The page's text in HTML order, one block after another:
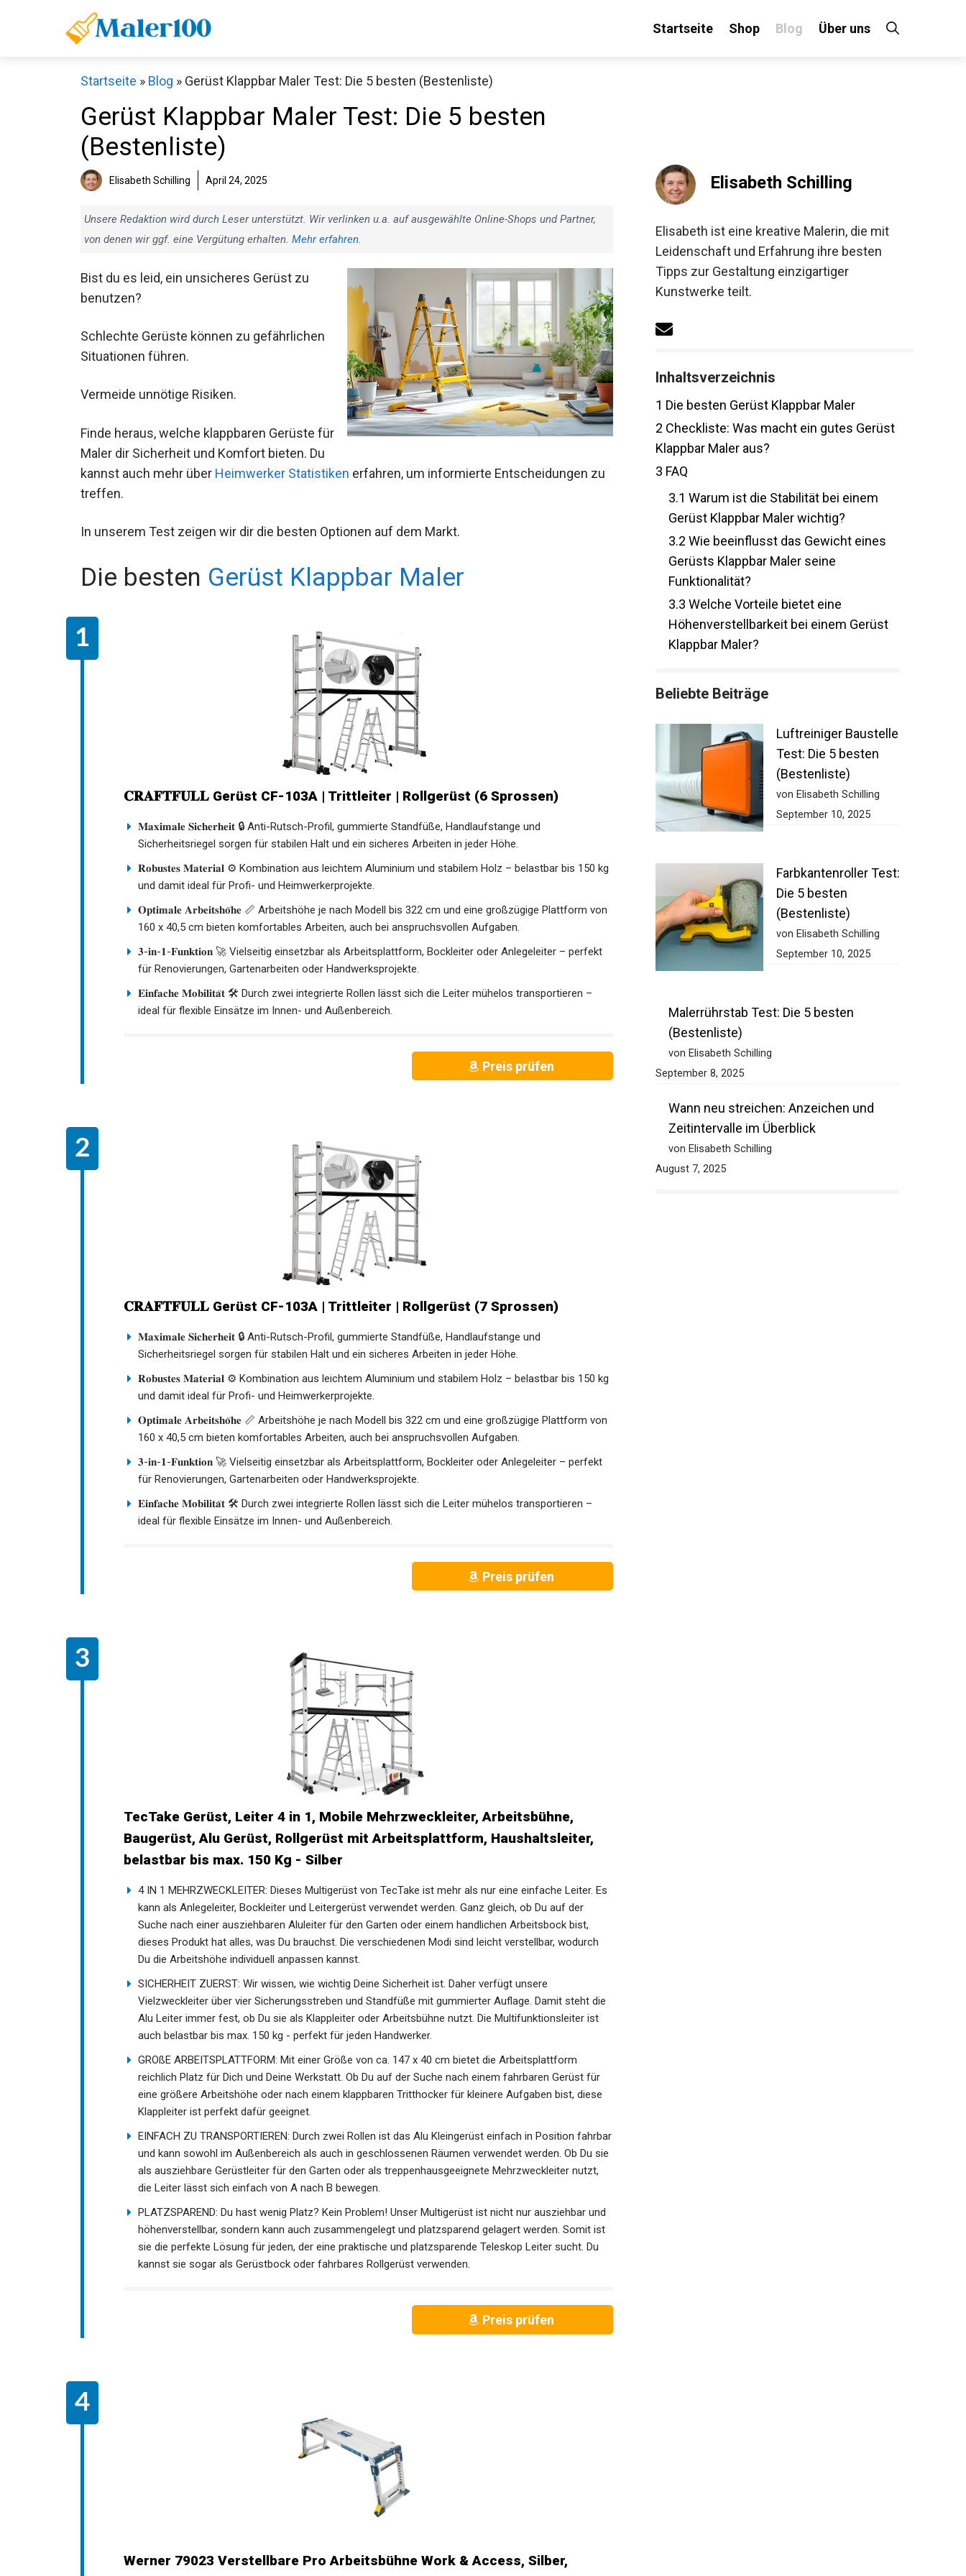
Startseite Shop Blog Über uns
Startseite » Blog » Gerüst Klappbar Maler Test: Die 5 besten (Bestenliste)
Gerüst Klappbar Maler Test: Die 5 besten
(Bestenliste)
Elisabeth Schilling April 24, 2025
Unsere Redaktion wird durch Leser unterstützt. Wir verlinken u.a. auf ausgewählte Online-Shops und Partner,
von denen wir ggf. eine Vergütung erhalten. Mehr erfahren.
Bist du es leid, ein unsicheres Gerüst zu
benutzen?
Schlechte Gerüste können zu gefährlichen
Situationen führen.
Vermeide unnötige Risiken.
Finde heraus, welche klappbaren Gerüste für
Maler dir Sicherheit und Komfort bieten. Du
kannst auch mehr über Heimwerker Statistiken erfahren, um informierte Entscheidungen zu
treffen.
In unserem Test zeigen wir dir die besten Optionen auf dem Markt.
Die besten Gerüst Klappbar Maler
𝐂𝐑𝐀𝐅𝐓𝐅𝐔𝐋𝐋 Gerüst CF-103A | Trittleiter | Rollgerüst (6 Sprossen)
𝐌𝐚𝐱𝐢𝐦𝐚𝐥𝐞 𝐒𝐢𝐜𝐡𝐞𝐫𝐡𝐞𝐢𝐭 🔒 Anti-Rutsch-Profil, gummierte Standfüße, Handlaufstange und
Sicherheitsriegel sorgen für stabilen Halt und ein sicheres Arbeiten in jeder Höhe.
𝐑𝐨𝐛𝐮𝐬𝐭𝐞𝐬 𝐌𝐚𝐭𝐞𝐫𝐢𝐚𝐥 ⚙️ Kombination aus leichtem Aluminium und stabilem Holz – belastbar bis 150 kg
und damit ideal für Profi- und Heimwerkerprojekte.
𝐎𝐩𝐭𝐢𝐦𝐚𝐥𝐞 𝐀𝐫𝐛𝐞𝐢𝐭𝐬𝐡𝐨̈𝐡𝐞 📏 Arbeitshöhe je nach Modell bis 322 cm und eine großzügige Plattform von
160 x 40,5 cm bieten komfortables Arbeiten, auch bei anspruchsvollen Aufgaben.
𝟑-𝐢𝐧-𝟏-𝐅𝐮𝐧𝐤𝐭𝐢𝐨𝐧 🚀 Vielseitig einsetzbar als Arbeitsplattform, Bockleiter oder Anlegeleiter – perfekt
für Renovierungen, Gartenarbeiten oder Handwerksprojekte.
𝐄𝐢𝐧𝐟𝐚𝐜𝐡𝐞 𝐌𝐨𝐛𝐢𝐥𝐢𝐭𝐚̈𝐭 🛠️ Durch zwei integrierte Rollen lässt sich die Leiter mühelos transportieren –
ideal für flexible Einsätze im Innen- und Außenbereich.
Preis prüfen
𝐂𝐑𝐀𝐅𝐓𝐅𝐔𝐋𝐋 Gerüst CF-103A | Trittleiter | Rollgerüst (7 Sprossen)
𝐌𝐚𝐱𝐢𝐦𝐚𝐥𝐞 𝐒𝐢𝐜𝐡𝐞𝐫𝐡𝐞𝐢𝐭 🔒 Anti-Rutsch-Profil, gummierte Standfüße, Handlaufstange und
Sicherheitsriegel sorgen für stabilen Halt und ein sicheres Arbeiten in jeder Höhe.
𝐑𝐨𝐛𝐮𝐬𝐭𝐞𝐬 𝐌𝐚𝐭𝐞𝐫𝐢𝐚𝐥 ⚙️ Kombination aus leichtem Aluminium und stabilem Holz – belastbar bis 150 kg
und damit ideal für Profi- und Heimwerkerprojekte.
𝐎𝐩𝐭𝐢𝐦𝐚𝐥𝐞 𝐀𝐫𝐛𝐞𝐢𝐭𝐬𝐡𝐨̈𝐡𝐞 📏 Arbeitshöhe je nach Modell bis 322 cm und eine großzügige Plattform von
160 x 40,5 cm bieten komfortables Arbeiten, auch bei anspruchsvollen Aufgaben.
𝟑-𝐢𝐧-𝟏-𝐅𝐮𝐧𝐤𝐭𝐢𝐨𝐧 🚀 Vielseitig einsetzbar als Arbeitsplattform, Bockleiter oder Anlegeleiter – perfekt
für Renovierungen, Gartenarbeiten oder Handwerksprojekte.
𝐄𝐢𝐧𝐟𝐚𝐜𝐡𝐞 𝐌𝐨𝐛𝐢𝐥𝐢𝐭𝐚̈𝐭 🛠️ Durch zwei integrierte Rollen lässt sich die Leiter mühelos transportieren –
ideal für flexible Einsätze im Innen- und Außenbereich.
Preis prüfen
TecTake Gerüst, Leiter 4 in 1, Mobile Mehrzweckleiter, Arbeitsbühne,
Baugerüst, Alu Gerüst, Rollgerüst mit Arbeitsplattform, Haushaltsleiter,
belastbar bis max. 150 Kg - Silber
4 IN 1 MEHRZWECKLEITER: Dieses Multigerüst von TecTake ist mehr als nur eine einfache Leiter. Es
kann als Anlegeleiter, Bockleiter und Leitergerüst verwendet werden. Ganz gleich, ob Du auf der
Suche nach einer ausziehbaren Aluleiter für den Garten oder einem handlichen Arbeitsbock bist,
dieses Produkt hat alles, was Du brauchst. Die verschiedenen Modi sind leicht verstellbar, wodurch
Du die Arbeitshöhe individuell anpassen kannst.
SICHERHEIT ZUERST: Wir wissen, wie wichtig Deine Sicherheit ist. Daher verfügt unsere
Vielzweckleiter über vier Sicherungsstreben und Standfüße mit gummierter Auflage. Damit steht die
Alu Leiter immer fest, ob Du sie als Klappleiter oder Arbeitsbühne nutzt. Die Multifunktionsleiter ist
auch belastbar bis max. 150 kg - perfekt für jeden Handwerker.
GROßE ARBEITSPLATTFORM: Mit einer Größe von ca. 147 x 40 cm bietet die Arbeitsplattform
reichlich Platz für Dich und Deine Werkstatt. Ob Du auf der Suche nach einem fahrbaren Gerüst für
eine größere Arbeitshöhe oder nach einem klappbaren Tritthocker für kleinere Aufgaben bist, diese
Klappleiter ist perfekt dafür geeignet.
EINFACH ZU TRANSPORTIEREN: Durch zwei Rollen ist das Alu Kleingerüst einfach in Position fahrbar
und kann sowohl im Außenbereich als auch in geschlossenen Räumen verwendet werden. Ob Du sie
als ausziehbare Gerüstleiter für den Garten oder als treppenhausgeeignete Mehrzweckleiter nutzt,
die Leiter lässt sich einfach von A nach B bewegen.
PLATZSPAREND: Du hast wenig Platz? Kein Problem! Unser Multigerüst ist nicht nur ausziehbar und
höhenverstellbar, sondern kann auch zusammengelegt und platzsparend gelagert werden. Somit ist
sie die perfekte Lösung für jeden, der eine praktische und platzsparende Teleskop Leiter sucht. Du
kannst sie sogar als Gerüstbock oder fahrbares Rollgerüst verwenden.
Preis prüfen
Werner 79023 Verstellbare Pro Arbeitsbühne Work & Access, Silber,
Elisabeth Schilling
Elisabeth ist eine kreative Malerin, die mit
Leidenschaft und Erfahrung ihre besten
Tipps zur Gestaltung einzigartiger
Kunstwerke teilt.
Inhaltsverzeichnis
1 Die besten Gerüst Klappbar Maler
2 Checkliste: Was macht ein gutes Gerüst
Klappbar Maler aus?
3 FAQ
3.1 Warum ist die Stabilität bei einem
Gerüst Klappbar Maler wichtig?
3.2 Wie beeinflusst das Gewicht eines
Gerüsts Klappbar Maler seine
Funktionalität?
3.3 Welche Vorteile bietet eine
Höhenverstellbarkeit bei einem Gerüst
Klappbar Maler?
Beliebte Beiträge
Luftreiniger Baustelle
Test: Die 5 besten
(Bestenliste)
von Elisabeth Schilling
September 10, 2025
Farbkantenroller Test:
Die 5 besten
(Bestenliste)
von Elisabeth Schilling
September 10, 2025
Malerrührstab Test: Die 5 besten
(Bestenliste)
von Elisabeth Schilling
September 8, 2025
Wann neu streichen: Anzeichen und
Zeitintervalle im Überblick
von Elisabeth Schilling
August 7, 2025